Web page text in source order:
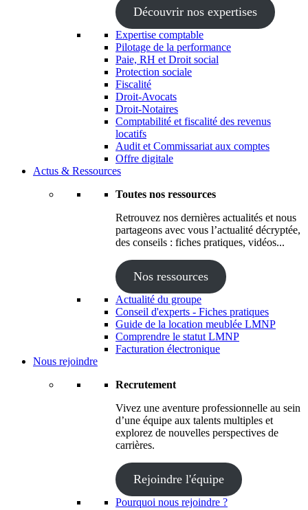
Découvrir nos expertises
Expertise comptable
Pilotage de la performance
Paie, RH et Droit social
Protection sociale
Fiscalité
Droit-Avocats
Droit-Notaires
Comptabilité et fiscalité des revenus
locatifs
Audit et Commissariat aux comptes
Offre digitale
Actus & Ressources
Toutes nos ressources
Retrouvez nos dernières actualités et nous
partageons avec vous l’actualité décryptée,
des conseils : fiches pratiques, vidéos...
Nos ressources
Actualité du groupe
Conseil d'experts - Fiches pratiques
Guide de la location meublée LMNP
Comprendre le statut LMNP
Facturation électronique
Nous rejoindre
Recrutement
Vivez une aventure professionnelle au sein
d’une équipe aux talents multiples et
explorez de nouvelles perspectives de
carrières.
Rejoindre l'équipe
Pourquoi nous rejoindre ?